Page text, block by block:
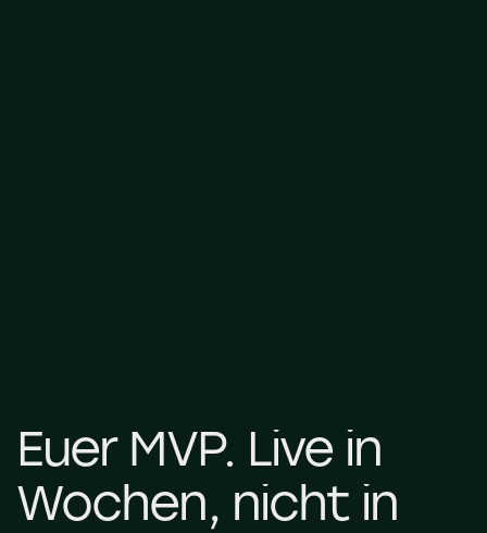
Euer MVP. Live in Wochen, nicht in Monaten.
Euer MVP. Live in
Wochen, nicht in